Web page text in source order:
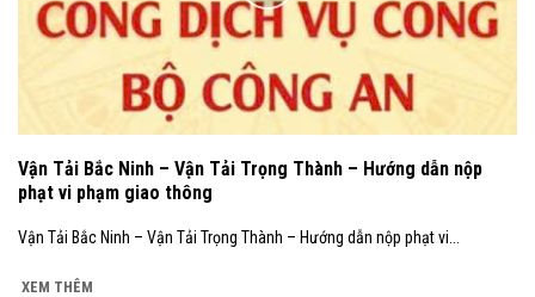
Vận Tải Bắc Ninh – Vận Tải Trọng Thành – Hướng dẫn nộp
phạt vi phạm giao thông
Vận Tải Bắc Ninh – Vận Tải Trọng Thành – Hướng dẫn nộp phạt vi...
XEM THÊM